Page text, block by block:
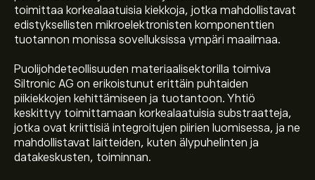
toimittaa korkealaatuisia kiekkoja, jotka mahdollistavat
edistyksellisten mikroelektronisten komponenttien
tuotannon monissa sovelluksissa ympäri maailmaa.
Puolijohdeteollisuuden materiaalisektorilla toimiva
Siltronic AG on erikoistunut erittäin puhtaiden
piikiekkojen kehittämiseen ja tuotantoon. Yhtiö
keskittyy toimittamaan korkealaatuisia substraatteja,
jotka ovat kriittisiä integroitujen piirien luomisessa, ja ne
mahdollistavat laitteiden, kuten älypuhelinten ja
datakeskusten, toiminnan.